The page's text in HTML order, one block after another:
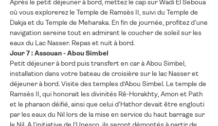
Après le petit déjeuner à bord, mettez le cap sur Wadi El Seboua
où vous explorerez le Temple de Ramsès II, suivi du Temple de
Dakja et du Temple de Meharaka. En fin de journée, profitez d'une
navigation sereine tout en admirant le coucher de soleil sur les
eaux du Lac Nasser. Repas et nuit à bord.
Jour 7 : Assouan - Abou Simbel
Petit déjeuner à bord puis transfert en car à Abou Simbel,
installation dans votre bateau de croisière sur le lac Nasser et
déjeuner à bord. Visite des temples d’Abou Simbel. Le temple de
Ramsès II, qui honorait les divinités Rê-Horakhty, Amon et Path
et le pharaon déifié, ainsi que celui d'Hathor devait être englouti
par les eaux du Nil lors de la mise en service du haut barrage sur